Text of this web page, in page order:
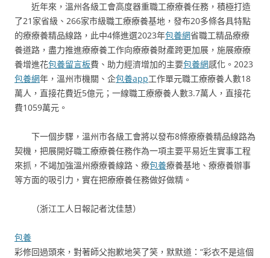
近年來，溫州各級工會高度器重職工療療養任務，積極打造
了21家省級、266家市級職工療療養基地，發布20多條各具特點
的療療養精品線路，此中4條進選2023年包養網省職工精品療療
養道路，盡力推進療療養工作向療療養財產跨更加展，施展療療
養增進花包養留言板費、助力經濟增加的主要包養網感化。2023
包養網年，溫州市機關、企包養app工作單元職工療療養人數18
萬人，直接花費近5億元；一線職工療療養人數3.7萬人，直接花
費1059萬元。
下一個步驟，溫州市各級工會將以發布8條療療養精品線路為
契機，把展開好職工療療養任務作為一項主要平易近生實事工程
來抓，不竭加強溫州療療養線路、療包養療養基地、療療養辦事
等方面的吸引力，實在把療療養任務做好做精。
（浙江工人日報記者沈佳慧）
包養
彩修回過頭來，對著師父抱歉地笑了笑，默默道：“彩衣不是這個